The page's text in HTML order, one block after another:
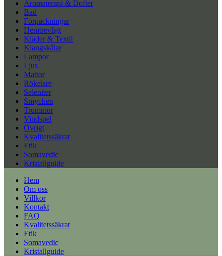
Aromaterapi & Dofter
Bad
Förpackningar
Hemtrevligt
Kläder & Textil
Klangskålar
Lampor
Ljus
Mattor
Rökelser
Seleniter
Smycken
Trummor
Vindspel
Övrigt
Kvalitetssäkrat
Etik
Somavedic
Kristallguide
Hem
Om oss
Villkor
Kontakt
FAQ
Kvalitetssäkrat
Etik
Somavedic
Kristallguide